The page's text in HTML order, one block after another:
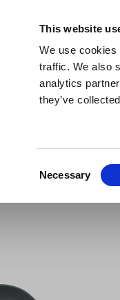
This website
We use cookies
traffic. We also
analytics
they’ve
Necessary
vad du behöver till ditt
Bakredskap Kok- och